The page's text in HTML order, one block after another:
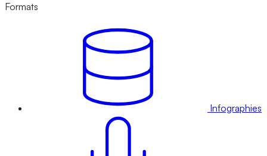
Formats
Infographies